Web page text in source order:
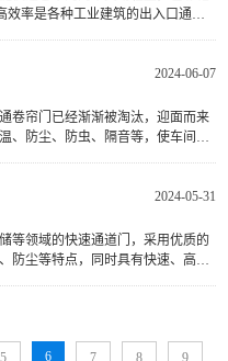
效率是各种工业建筑的出入口通行
较高开启速度为1.2m/s，整张帘布
时安装有光电传感保护系统，人
电，感应系统失灵、传动损坏等，
2024-06-07
卷帘门已经渐渐被淘汰，迎面而来
、防尘、防虫、隔音等，使车间保
2024-05-31
等领域的快速通道门，采用优质的
防尘等特点，同时具有快速、高
5 6 7 8 9